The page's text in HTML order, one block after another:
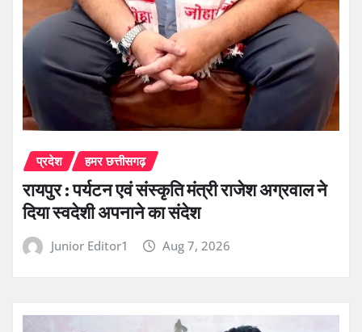
प्रदेश हमर छत्तीसगढ़
रायपुर : पर्यटन एवं संस्कृति मंत्री राजेश अग्रवाल ने
दिया स्वदेशी अपनाने का संदेश
Junior Editor1 Aug 7, 2026